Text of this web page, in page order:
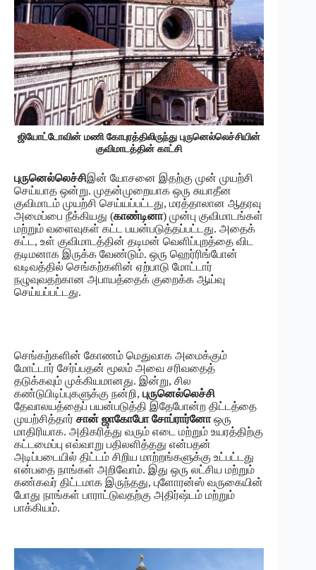
ஜியோட்டோவின் மணி கோபுரத்திலிருந்து புருனெல்லெச்சியின்
குவிமாடத்தின் காட்சி
புருனெல்லெச்சிஇன் யோசனை இதற்கு முன் முயற்சி
செய்யாத ஒன்று. முதன்முறையாக ஒரு சுயாதீன
குவிமாடம் முயற்சி செய்யப்பட்டது, மரத்தாலான ஆதரவு
அமைப்பை நீக்கியது (காண்டினா) முன்பு குவிமாடங்கள்
மற்றும் வளைவுகள் கட்ட பயன்படுத்தப்பட்டது. அதைக்
கட்ட, உள் குவிமாடத்தின் தடிமன் வெளிப்புறத்தை விட
தடிமனாக இருக்க வேண்டும். ஒரு ஹெர்ரிங்போன்
வடிவத்தில் செங்கற்களின் ஏற்பாடு மோட்டார்
நழுவுவதற்கான அபாயத்தைக் குறைக்க ஆய்வு
செய்யப்பட்டது.
செங்கற்களின் கோணம் மெதுவாக அமைக்கும்
மோட்டார் சேர்ப்பதன் மூலம் அவை சரிவதைத்
தடுக்கவும் முக்கியமானது. இன்று, சில
கண்டுபிடிப்புகளுக்கு நன்றி, புருனெல்லெச்சி
தேவாலயத்தைப் பயன்படுத்தி இதேபோன்ற திட்டத்தை
முயற்சித்தார் சான் ஜாகோபோ சோப்ரார்னோஒரு
மாதிரியாக. அதிகரித்து வரும் எடை மற்றும் உயரத்திற்கு
கட்டமைப்பு எவ்வாறு பதிலளித்தது என்பதன்
அடிப்படையில் திட்டம் சிறிய மாற்றங்களுக்கு உட்பட்டது
என்பதை நாங்கள் அறிவோம். இது ஒரு லட்சிய மற்றும்
கண்கவர் திட்டமாக இருந்தது, புளோரன்ஸ் வருகையின்
போது நாங்கள் பாராட்டுவதற்கு அதிர்ஷ்டம் மற்றும்
பாக்கியம்.